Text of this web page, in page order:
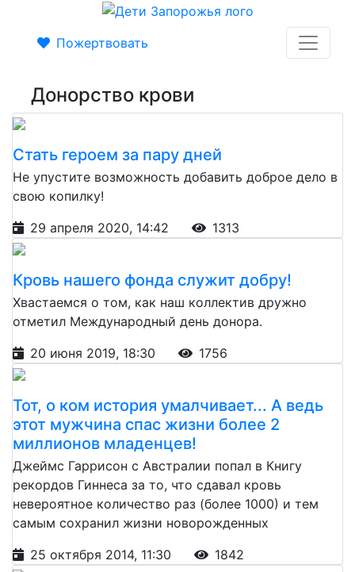
Пожертвовать
Донорство крови
Cтать героем за пару дней
Не упустите возможность добавить доброе дело в
свою копилку!
29 апреля 2020, 14:42
1313
Кровь нашего фонда служит добру!
Хвастаемся о том, как наш коллектив дружно
отметил Международный день донора.
20 июня 2019, 18:30
1756
Тот, о ком история умалчивает... А ведь
этот мужчина спас жизни более 2
миллионов младенцев!
Джеймс Гаррисон с Австралии попал в Книгу
рекордов Гиннеса за то, что сдавал кровь
невероятное количество раз (более 1000) и тем
самым сохранил жизни новорожденных
25 октября 2014, 11:30
1842